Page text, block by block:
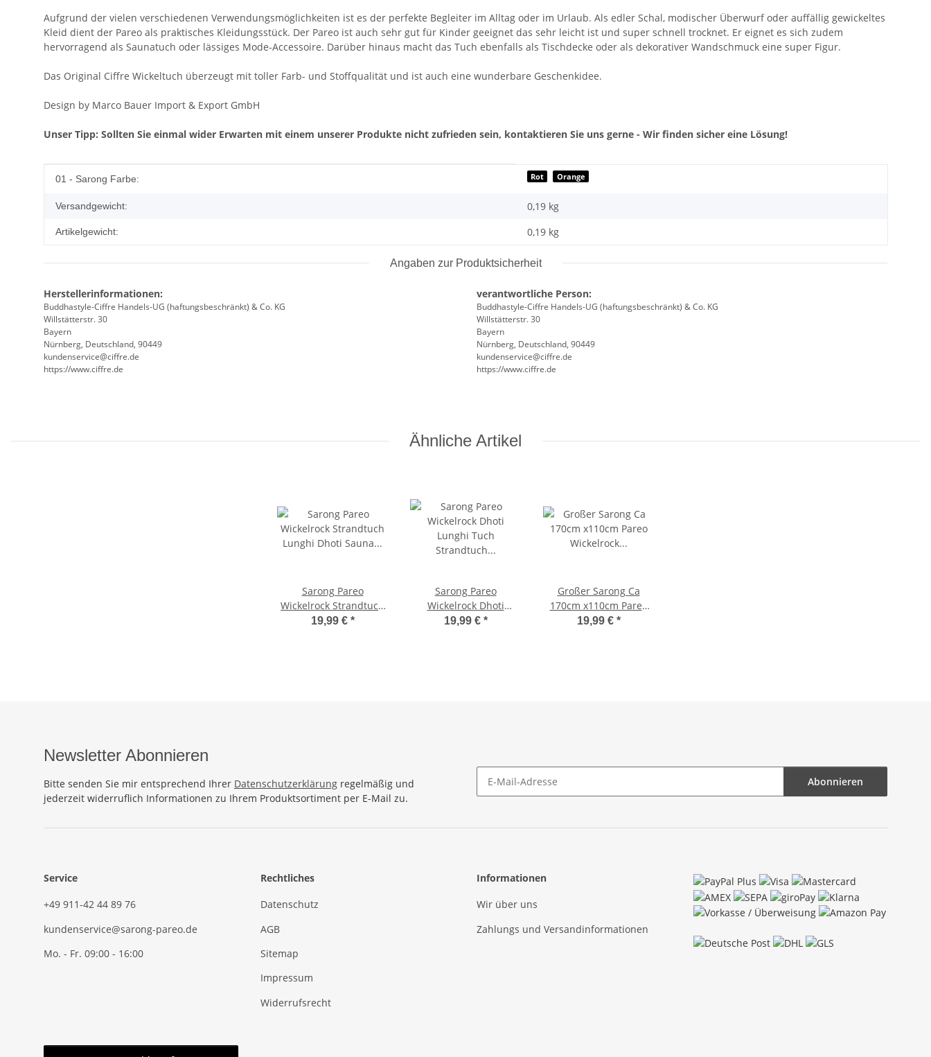
Aufgrund der vielen verschiedenen Verwendungsmöglichkeiten ist es der perfekte Begleiter im Alltag oder im Urlaub. Als edler Schal, modischer Überwurf oder auffällig gewickeltes
Kleid dient der Pareo als praktisches Kleidungsstück. Der Pareo ist auch sehr gut für Kinder geeignet das sehr leicht ist und super schnell trocknet. Er eignet es sich zudem
hervorragend als Saunatuch oder lässiges Mode-Accessoire. Darüber hinaus macht das Tuch ebenfalls als Tischdecke oder als dekorativer Wandschmuck eine super Figur.
Das Original Ciffre Wickeltuch überzeugt mit toller Farb- und Stoffqualität und ist auch eine wunderbare Geschenkidee.
Design by Marco Bauer Import & Export GmbH
Unser Tipp: Sollten Sie einmal wider Erwarten mit einem unserer Produkte nicht zufrieden sein, kontaktieren Sie uns gerne - Wir finden sicher eine Lösung!
Produkteigenschaft
Wert
01 - Sarong Farbe: Rot Orange
Versandgewicht: 0,19 kg
Artikelgewicht: 0,19 kg
Angaben zur Produktsicherheit
Herstellerinformationen:
Buddhastyle-Ciffre Handels-UG (haftungsbeschränkt) & Co. KG
Willstätterstr. 30
Bayern
Nürnberg, Deutschland, 90449
kundenservice@ciffre.de
https://www.ciffre.de
verantwortliche Person:
Buddhastyle-Ciffre Handels-UG (haftungsbeschränkt) & Co. KG
Willstätterstr. 30
Bayern
Nürnberg, Deutschland, 90449
kundenservice@ciffre.de
https://www.ciffre.de
Ähnliche Artikel
Sarong Pareo
Wickelrock Strandtuch
Lunghi Dhoti Sauna
19,99 € *
Sarong Pareo
Wickelrock Dhoti
Lunghi Tuch
19,99 € *
Großer Sarong Ca
170cm x110cm Pareo
Wickelrock Wickeltuch
19,99 € *
Newsletter Abonnieren
Bitte senden Sie mir entsprechend Ihrer Datenschutzerklärung regelmäßig und
jederzeit widerruflich Informationen zu Ihrem Produktsortiment per E-Mail zu.
Abonnieren
Service
+49 911-42 44 89 76
kundenservice@sarong-pareo.de
Mo. - Fr. 09:00 - 16:00
Rechtliches
Datenschutz
AGB
Sitemap
Impressum
Widerrufsrecht
Informationen
Wir über uns
Zahlungs und Versandinformationen